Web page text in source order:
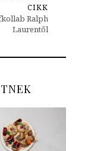
CIKK
Ralph
Laurentől